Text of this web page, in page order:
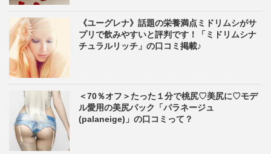
《ユーグレナ》話題の栄養満点ミドリムシがサ
プリで飲みやすいと評判です！「ミドリムシナ
チュラルリッチ」の口コミ掲載♪
＜70％オフ＞たった１分で桃尻♡美尻に♡モデ
ル愛用の美尻パック「パラネージュ
(palaneige)」の口コミって？